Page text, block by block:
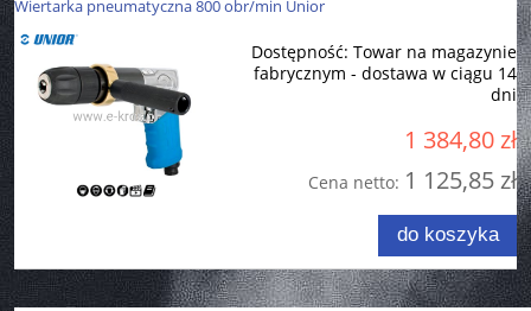
Wiertarka pneumatyczna 800 obr/min Unior
Dostępność: Towar na magazynie
fabrycznym - dostawa w ciągu 14
dni
1 384,80 zł
Cena netto: 1 125,85 zł
do koszyka